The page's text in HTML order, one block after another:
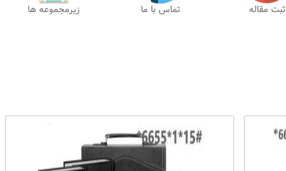
ثبت مقاله تماس با ما زیرمجموعه ها